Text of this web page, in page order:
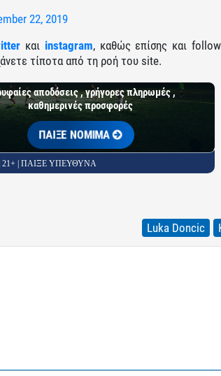
22, 2019
και instagram, καθώς επίσης και
τίποτα από τη ροή του site.
αποδόσεις , γρήγορες πληρωμές ,
καθημερινές προσφορές
ΠΑΙΞΕ ΝΟΜΙΜΑ
21+ | ΠΑΙΞΕ ΥΠΕΥΘΥΝΑ
Luka Doncic